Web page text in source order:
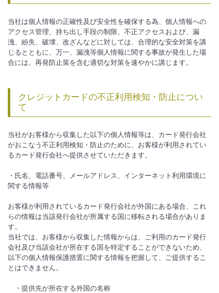
当社は個人情報の正確性及び安全性を確保する為、個人情報への
アクセス管理、持ち出し手段の制限、不正アクセスおよび、漏
洩、紛失、破壊、改ざんなどに対しては、合理的な安全対策を講
じるとともに、万一、漏洩等個人情報に関する事故が発生した場
合には、再発防止策を含む適切な対策を速やかに講じます。
クレジットカードの不正利用検知・防止につい
て
当社がお客様から収集した以下の個人情報等は、カード発行会社
がおこなう不正利用検知・防止のために、お客様が利用されてい
るカード発行会社へ提供させていただきます。
・氏名、電話番号、メールアドレス、インターネット利用環境に
関する情報等
お客様が利用されているカード発行会社が外国にある場合、これ
らの情報は当該発行会社が所属する国に移転される場合がありま
す。
当社では、お客様から収集した情報からは、ご利用のカード発行
会社及び当該会社が所在する国を特定することができないため、
以下の個人情報保護措置に関する情報を把握して、ご提供するこ
とはできません。
・提供先が所在する外国の名称